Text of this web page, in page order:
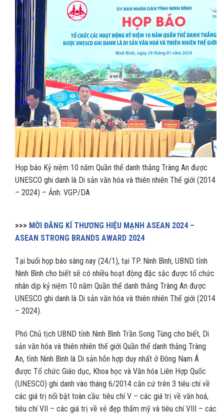
Họp báo Kỷ niệm 10 năm Quần thể danh thắng Tràng An được
UNESCO ghi danh là Di sản văn hóa và thiên nhiên Thế giới (2014
– 2024) – Ảnh: VGP/DA
>>> MỜI ĐĂNG KÍ THƯƠNG HIỆU MẠNH ASEAN 2024 –
ASEAN STRONG BRANDS AWARD 2024
Tại buổi họp báo sáng nay (24/1), tại TP. Ninh Bình, UBND tỉnh
Ninh Bình cho biết sẽ có nhiều hoạt động đặc sắc được tổ chức
nhân dịp kỷ niệm 10 năm Quần thể danh thắng Tràng An được
UNESCO ghi danh là Di sản văn hóa và thiên nhiên Thế giới (2014
– 2024).
Phó Chủ tịch UBND tỉnh Ninh Bình Trần Song Tùng cho biết, Di
sản văn hóa và thiên nhiên thế giới Quần thể danh thắng Tràng
An, tỉnh Ninh Bình là Di sản hỗn hợp duy nhất ở Đông Nam Á
được Tổ chức Giáo dục, Khoa học và Văn hóa Liên Hợp Quốc
(UNESCO) ghi danh vào tháng 6/2014 căn cứ trên 3 tiêu chí về
các giá trị nổi bật toàn cầu: tiêu chí V – các giá trị về văn hoá,
tiêu chí VII – các giá trị về vẻ đẹp thẩm mỹ và tiêu chí VIII – các